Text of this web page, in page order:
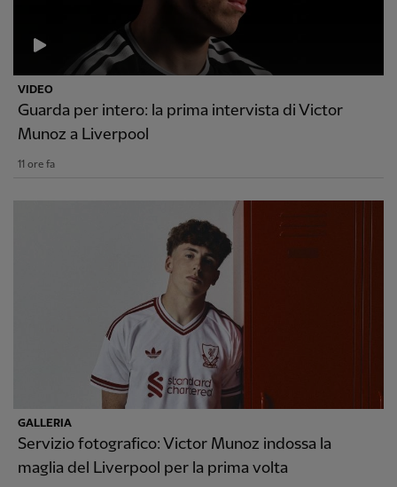
VIDEO
Guarda per intero: la prima intervista di Victor
Munoz a Liverpool
11 ore fa
GALLERIA
Servizio fotografico: Victor Munoz indossa la
maglia del Liverpool per la prima volta